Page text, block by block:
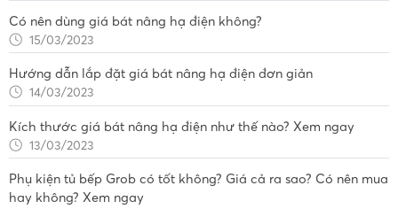
Có nên dùng giá bát nâng hạ điện không?
15/03/2023
Hướng dẫn lắp đặt giá bát nâng hạ điện đơn giản
14/03/2023
Kích thước giá bát nâng hạ điện như thế nào? Xem ngay
13/03/2023
Phụ kiện tủ bếp Grob có tốt không? Giá cả ra sao? Có nên mua
hay không? Xem ngay